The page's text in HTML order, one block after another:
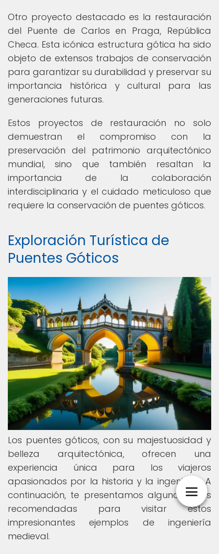
Otro proyecto destacado es la restauración
del Puente de Carlos en Praga, República
Checa. Esta icónica estructura gótica ha sido
objeto de extensos trabajos de conservación
para garantizar su durabilidad y preservar su
importancia histórica y cultural para las
generaciones futuras.
Estos proyectos de restauración no solo
demuestran el compromiso con la
preservación del patrimonio arquitectónico
mundial, sino que también resaltan la
importancia de la colaboración
interdisciplinaria y el cuidado meticuloso que
requiere la conservación de puentes góticos.
Exploración Turística de
Puentes Góticos
Los puentes góticos, con su majestuosidad y
belleza arquitectónica, ofrecen una
experiencia única para los viajeros
apasionados por la historia y la ingeniería. A
continuación, te presentamos algunas rutas
recomendadas para visitar estos
impresionantes ejemplos de ingeniería
medieval.